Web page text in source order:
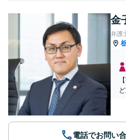
金
弁護
電話でお問い